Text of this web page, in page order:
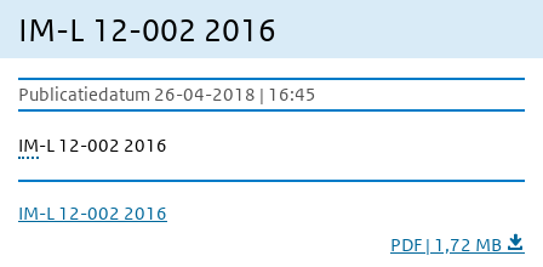
IM-L 12-002 2016
Publicatiedatum 26-04-2018 | 16:45
IM-L 12-002 2016
IM-L 12-002 2016
PDF | 1,72 MB